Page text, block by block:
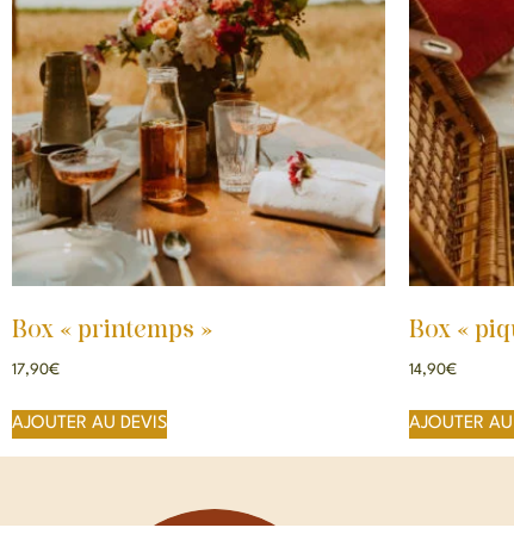
Box « printemps »
17,90€
AJOUTER AU DEVIS
Box «
14,90€
AJOUTER